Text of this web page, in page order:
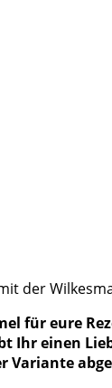
der
für eure
Ihr einen
Variante